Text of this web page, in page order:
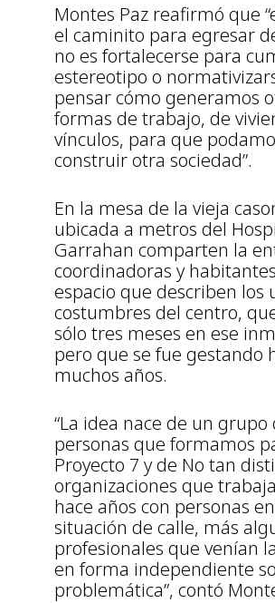
Montes Paz reafirmó que
el caminito para egresar
no es fortalecerse para
estereotipo o
pensar cómo generamos
formas de trabajo, de
vínculos, para que
construir otra sociedad”.
En la mesa de la vieja
ubicada a metros del
Garrahan comparten la
coordinadoras y
espacio que describen los
costumbres del centro,
sólo tres meses en ese
pero que se fue gestando
muchos años.
“La idea nace de un grupo
personas que formamos
Proyecto 7 y de No tan
organizaciones que
hace años con personas en
situación de calle, más
profesionales que venían
en forma independiente
problemática”, contó